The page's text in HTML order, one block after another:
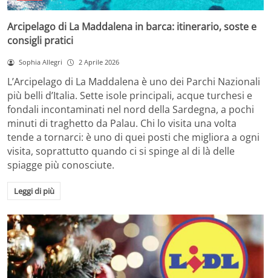
Arcipelago di La Maddalena in barca: itinerario, soste e
consigli pratici
Sophia Allegri 2 Aprile 2026
L’Arcipelago di La Maddalena è uno dei Parchi Nazionali
più belli d’Italia. Sette isole principali, acque turchesi e
fondali incontaminati nel nord della Sardegna, a pochi
minuti di traghetto da Palau. Chi lo visita una volta
tende a tornarci: è uno di quei posti che migliora a ogni
visita, soprattutto quando ci si spinge al di là delle
spiagge più conosciute.
Leggi di più